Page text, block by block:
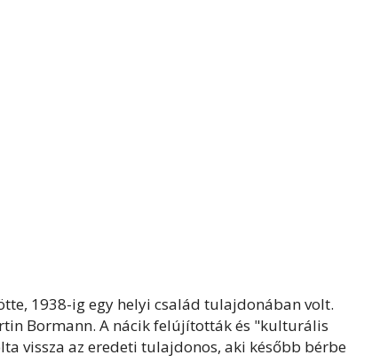
1938-ig egy helyi család tulajdonában volt.
Bormann. A nácik felújították és "kulturális
vissza az eredeti tulajdonos, aki később bérbe